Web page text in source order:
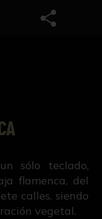
sólo teclado,
flamenca, del
calles, siendo
vegetal.